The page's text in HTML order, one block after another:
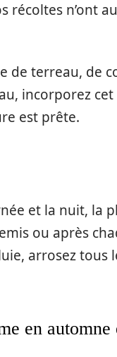
récoltes n’ont
de terreau, de
incorporez
est prête.
et la nuit, la
ou après
arrosez tous
en